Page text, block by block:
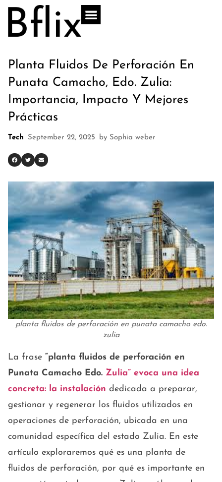
Planta Fluidos De Perforación En
Punata Camacho, Edo. Zulia:
Importancia, Impacto Y Mejores
Prácticas
Tech September 22, 2025 by Sophia weber
planta fluidos de perforación en punata camacho edo.
zulia
La frase “planta fluidos de perforación en
Punata Camacho Edo. Zulia” evoca una idea
concreta: la instalación dedicada a preparar,
gestionar y regenerar los fluidos utilizados en
operaciones de perforación, ubicada en una
comunidad específica del estado Zulia. En este
artículo exploraremos qué es una planta de
fluidos de perforación, por qué es importante en